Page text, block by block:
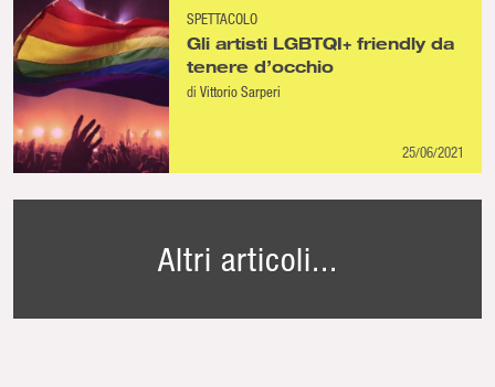
SPETTACOLO
Gli artisti LGBTQI+ friendly da
tenere d’occhio
diVittorio Sarperi
25/06/2021
Altri articoli...